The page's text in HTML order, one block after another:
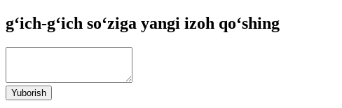
g‘ich-g‘ich so‘ziga yangi izoh qo‘shing
Yuborish